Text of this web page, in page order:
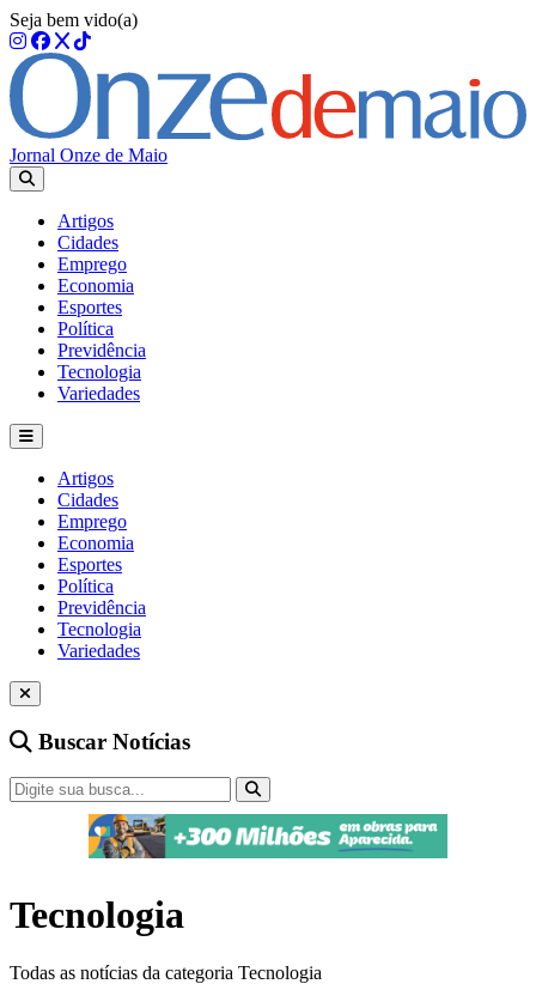
Seja bem vido(a)
Jornal Onze de Maio
Artigos
Cidades
Emprego
Economia
Esportes
Política
Previdência
Tecnologia
Variedades
Artigos
Cidades
Emprego
Economia
Esportes
Política
Previdência
Tecnologia
Variedades
Buscar Notícias
Tecnologia
Todas as notícias da categoria Tecnologia